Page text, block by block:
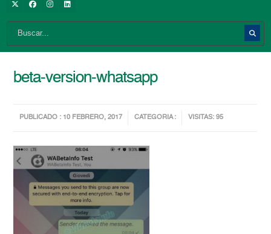
beta-version-whatsapp
PUBLICADO : 10 FEBRERO, 2017 CATEGORIA : VISITAS: 95